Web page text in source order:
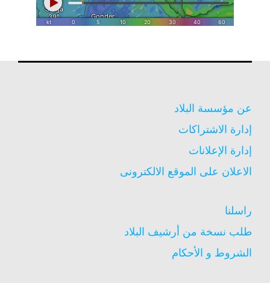
عن مؤسسة البلاد
إدارة الاشتراكات
إدارة الإعلانات
الاعلان على الموقع الالكترونى
راسلنا
طلب نسخة من أرشيف البلاد
الشروط و الأحكام